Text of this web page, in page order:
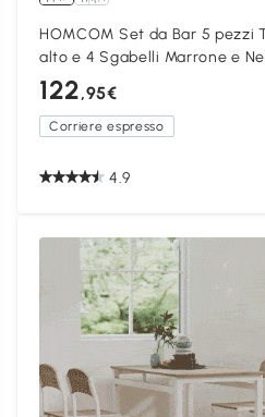
HOMCOM Set da Bar 5 pezzi
alto e 4 Sgabelli Marrone e
122,95€
Corriere espresso
4.9